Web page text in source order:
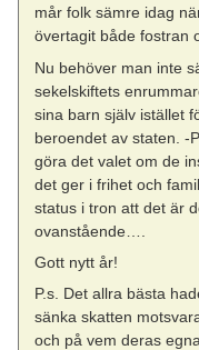
mår folk sämre idag
övertagit både fostran
Nu behöver man inte
sekelskiftets
sina barn själv istället
beroendet av staten. -
göra det valet om de
det ger i frihet och
status i tron att det är
ovanstående….
Gott nytt år!
P.s. Det allra bästa
sänka skatten
och på vem deras